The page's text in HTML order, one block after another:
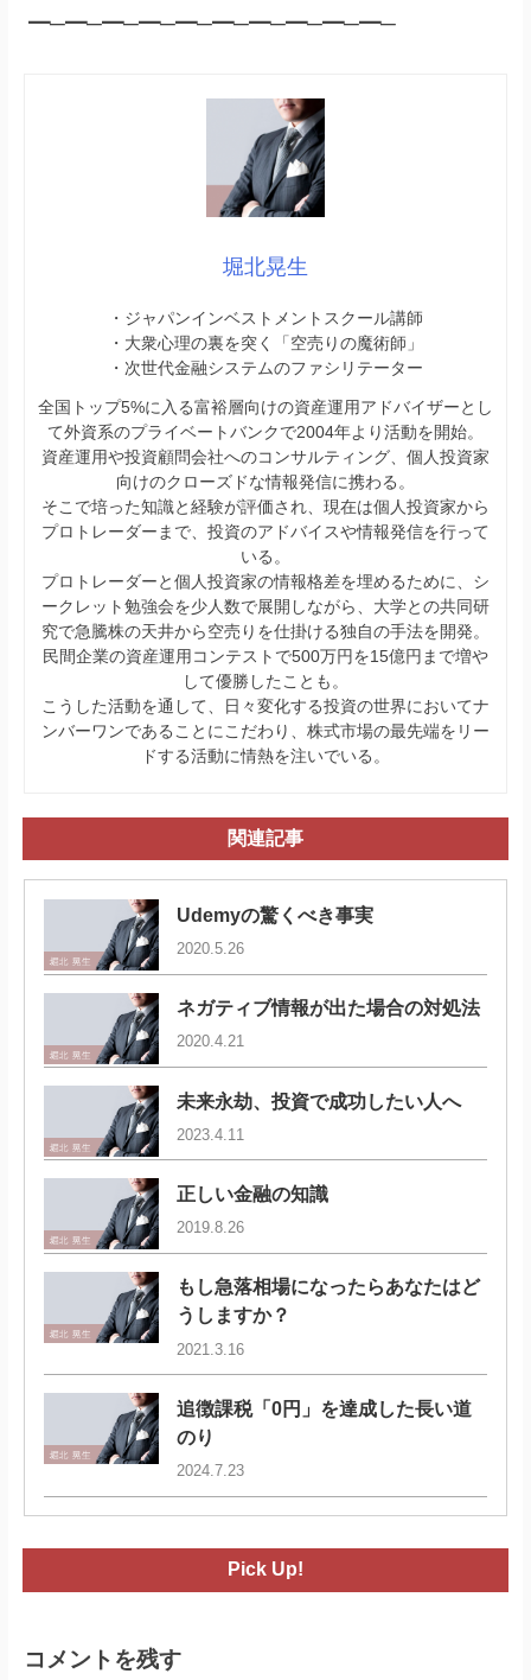
━─━─━─━─━─━─━─━─━─━─
堀北晃生
・ジャパンインベストメントスクール講師
・大衆心理の裏を突く「空売りの魔術師」
・次世代金融システムのファシリテーター
全国トップ5%に入る富裕層向けの資産運用アドバイザーとし
て外資系のプライベートバンクで2004年より活動を開始。
資産運用や投資顧問会社へのコンサルティング、個人投資家
向けのクローズドな情報発信に携わる。
そこで培った知識と経験が評価され、現在は個人投資家から
プロトレーダーまで、投資のアドバイスや情報発信を行って
いる。
プロトレーダーと個人投資家の情報格差を埋めるために、シ
ークレット勉強会を少人数で展開しながら、大学との共同研
究で急騰株の天井から空売りを仕掛ける独自の手法を開発。
民間企業の資産運用コンテストで500万円を15億円まで増や
して優勝したことも。
こうした活動を通して、日々変化する投資の世界においてナ
ンバーワンであることにこだわり、株式市場の最先端をリー
ドする活動に情熱を注いでいる。
関連記事
Udemyの驚くべき事実
2020.5.26
ネガティブ情報が出た場合の対処法
2020.4.21
未来永劫、投資で成功したい人へ
2023.4.11
正しい金融の知識
2019.8.26
もし急落相場になったらあなたはど
うしますか？
2021.3.16
追徴課税「0円」を達成した長い道
のり
2024.7.23
Pick Up!
コメントを残す